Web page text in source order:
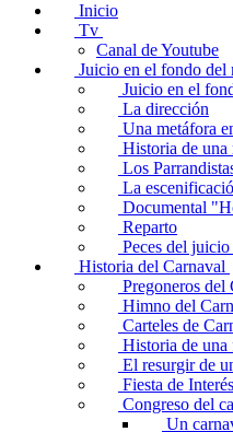
Inicio
Tv
Canal de Youtube
Juicio en el fondo del
Juicio en el
La dirección
Una metáfora
Historia de una
Los
La
Documental
Reparto
Peces del
Historia del Carnaval
Pregoneros del
Himno del
Carteles de
Historia de una
El resurgir de
Fiesta de
Congreso del
Un